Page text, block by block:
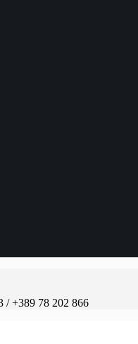
/ +389 78 202 866